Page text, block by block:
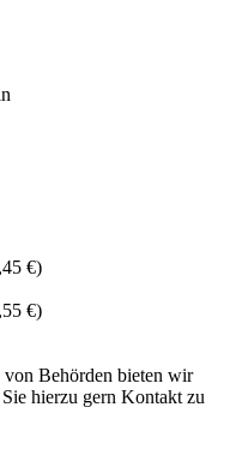
€)
€)
von Behörden bieten wir
hierzu gern Kontakt zu